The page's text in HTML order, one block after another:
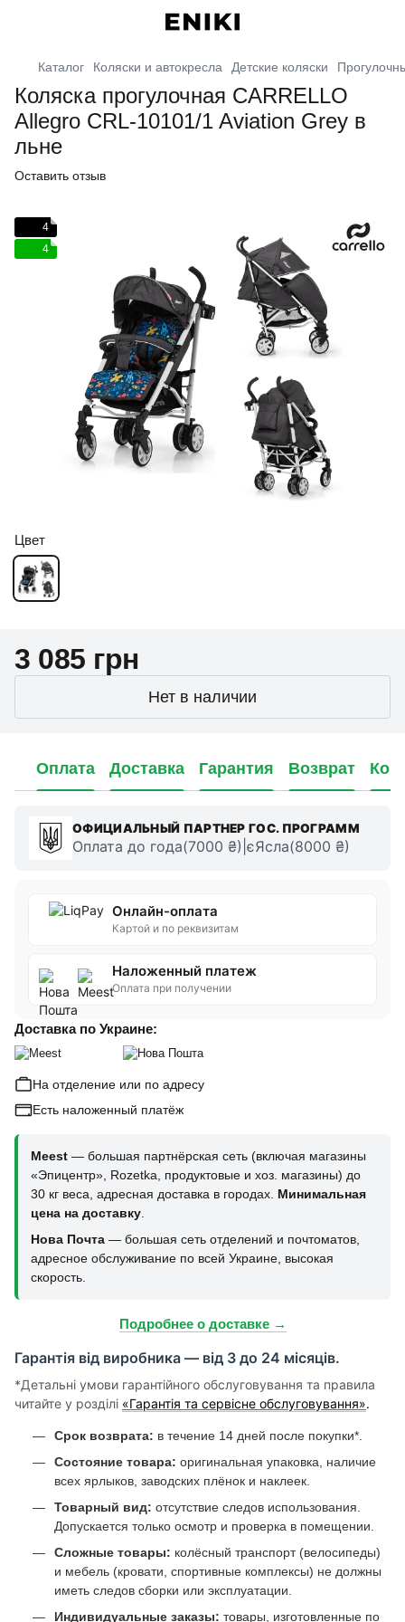
Каталог Коляски и автокресла Детские коляски
Коляска прогулочная CARRELLO
Allegro CRL-10101/1 Aviation Grey в
льне
Оставить отзыв
4
4
Цвет
3 085 грн
Нет в наличии
Оплата Доставка Гарантия Возврат
ОФИЦИАЛЬНЫЙ ПАРТНЕР ГОС. ПРОГРАММ
Оплата до года(7000 ₴)|єЯсла(8000 ₴)
Онлайн-оплата
Картой и по реквизитам
Наложенный платеж
Оплата при получении
Доставка по Украине:
На отделение или по адресу
Есть наложенный платёж
Meest — большая партнёрская сеть (включая магазины
«Эпицентр», Rozetka, продуктовые и хоз. магазины) до
30 кг веса, адресная доставка в городах. Минимальная
цена на доставку
Нова Почта — большая сеть отделений и почтоматов,
адресное обслуживание по всей Украине, высокая
скорость.
Подробнее о доставке →
Гарантія від виробника — від 3 до 24 місяців.
*Детальні умови гарантійного обслуговування та правила
читайте у розділі «Гарантія та сервісне обслуговування».
Срок возврата: в течение 14 дней после покупки*.
Состояние товара: оригинальная упаковка, наличие
всех ярлыков, заводских плёнок и наклеек.
Товарный вид: отсутствие следов использования.
Допускается только осмотр и проверка в помещении.
Сложные товары: колёсный транспорт (велосипеды)
и мебель (кровати, спортивные комплексы) не должны
иметь следов сборки или эксплуатации.
Индивидуальные заказы: товары, изготовленные по